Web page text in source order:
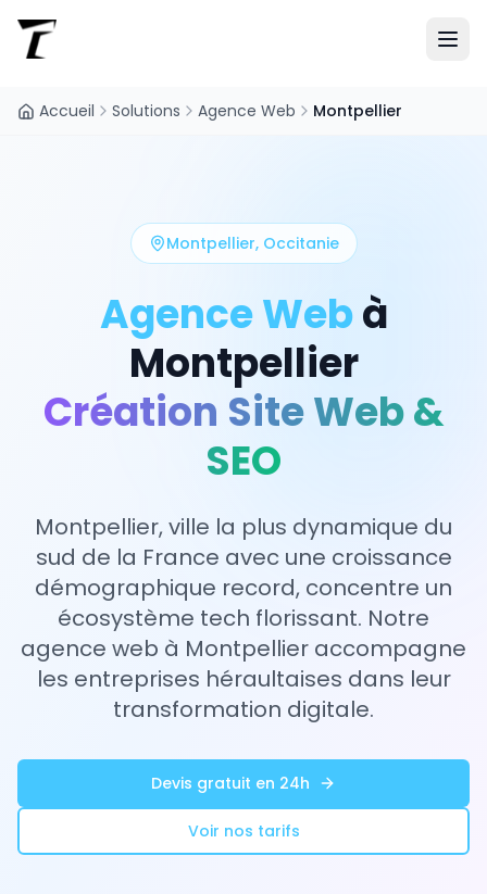
Accueil Solutions Agence Web Montpellier
Montpellier, Occitanie
Agence Webà
Montpellier
Création Site Web &
SEO
Montpellier, ville la plus dynamique du
sud de la France avec une croissance
démographique record, concentre un
écosystème tech florissant. Notre
agence web à Montpellier accompagne
les entreprises héraultaises dans leur
transformation digitale.
Devis gratuit en 24h
Voir nos tarifs